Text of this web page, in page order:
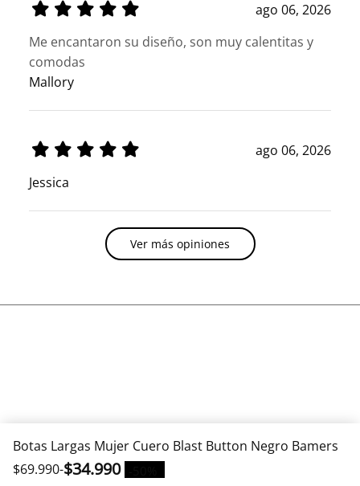
Botas Largas Mujer Cuero Blast Button Negro Bamers
$69.990-$34.990
ago 06, 2026
Me encantaron su diseño, son muy calentitas y
comodas
Mallory
ago 06, 2026
Jessica
Ver más opiniones